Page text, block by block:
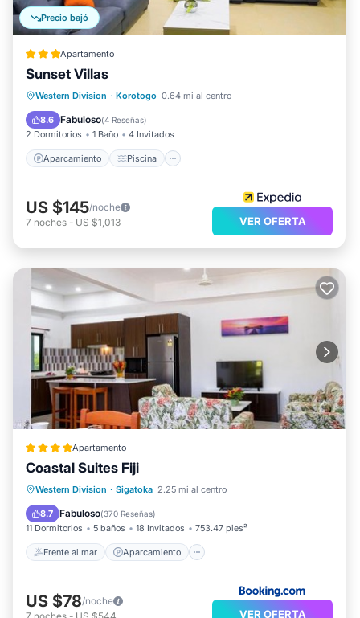
Precio bajó
Apartamento
Sunset Villas
Western Division · Korotogo 0.64 mi al centro
8.6 Fabuloso(4 Reseñas)
2 Dormitorios 1 Baño 4 Invitados
Aparcamiento Piscina
Aparcamiento
Piscina
Balcón/Terraza
US $145/noche
7 noches - US $1,013 VER OFERTA
Apartamento
Coastal Suites Fiji
Western Division · Sigatoka 2.25 mi al centro
8.7 Fabuloso(370 Reseñas)
11 Dormitorios 5 baños 18 Invitados 753.47 pies²
Frente al mar Aparcamiento
Frente al mar
Aparcamiento
Vista al mar
US $78/noche
7 noches - US $544 VER OFERTA